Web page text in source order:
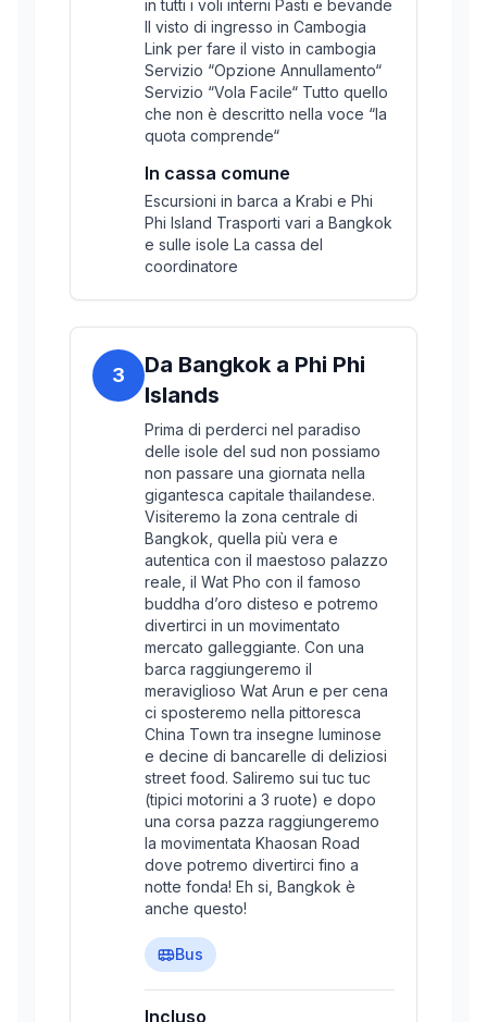
in tutti i voli interni Pasti e bevande
Il visto di ingresso in Cambogia
Link per fare il visto in cambogia
Servizio “Opzione Annullamento“
Servizio “Vola Facile“ Tutto quello
che non è descritto nella voce “la
quota comprende“
In cassa comune
Escursioni in barca a Krabi e Phi
Phi Island Trasporti vari a Bangkok
e sulle isole La cassa del
coordinatore
3
Da Bangkok a Phi Phi
Islands
Prima di perderci nel paradiso
delle isole del sud non possiamo
non passare una giornata nella
gigantesca capitale thailandese.
Visiteremo la zona centrale di
Bangkok, quella più vera e
autentica con il maestoso palazzo
reale, il Wat Pho con il famoso
buddha d’oro disteso e potremo
divertirci in un movimentato
mercato galleggiante. Con una
barca raggiungeremo il
meraviglioso Wat Arun e per cena
ci sposteremo nella pittoresca
China Town tra insegne luminose
e decine di bancarelle di deliziosi
street food. Saliremo sui tuc tuc
(tipici motorini a 3 ruote) e dopo
una corsa pazza raggiungeremo
la movimentata Khaosan Road
dove potremo divertirci fino a
notte fonda! Eh si, Bangkok è
anche questo!
Bus
Incluso